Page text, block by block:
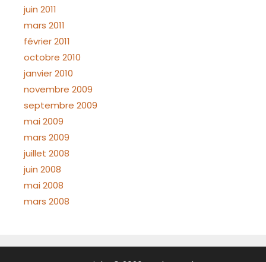
juin 2011
mars 2011
février 2011
octobre 2010
janvier 2010
novembre 2009
septembre 2009
mai 2009
mars 2009
juillet 2008
juin 2008
mai 2008
mars 2008